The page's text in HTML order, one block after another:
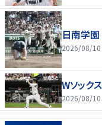
日南学
2026/08/10
Wソック
2026/08/10